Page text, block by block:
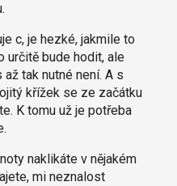
c, je hezké, jakmile to
určitě bude hodit, ale
tak nutné není. A s
křížek se ze začátku
K tomu už je potřeba
naklikáte v nějakém
mi neznalost